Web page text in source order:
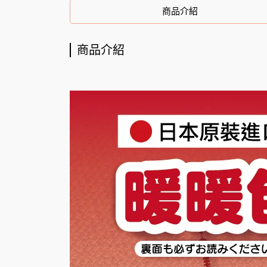
商品介紹
商品介紹